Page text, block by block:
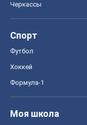
Черкассы
Спорт
Футбол
Хоккей
Формула-1
Моя школа